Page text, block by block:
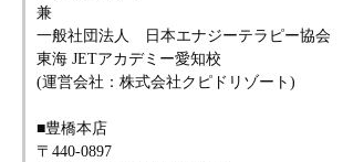
兼
一般社団法人 日本エナジーテラピー協会
東海 JETアカデミー愛知校
(運営会社：株式会社クピドリゾート)
■豊橋本店
〒440-0897